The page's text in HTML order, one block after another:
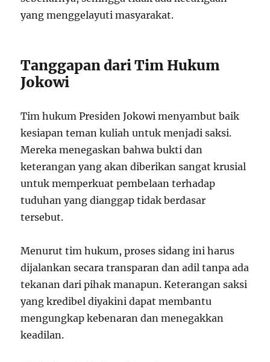
yang menggelayuti masyarakat.
Tanggapan dari Tim Hukum
Jokowi
Tim hukum Presiden Jokowi menyambut baik
kesiapan teman kuliah untuk menjadi saksi.
Mereka menegaskan bahwa bukti dan
keterangan yang akan diberikan sangat krusial
untuk memperkuat pembelaan terhadap
tuduhan yang dianggap tidak berdasar
tersebut.
Menurut tim hukum, proses sidang ini harus
dijalankan secara transparan dan adil tanpa ada
tekanan dari pihak manapun. Keterangan saksi
yang kredibel diyakini dapat membantu
mengungkap kebenaran dan menegakkan
keadilan.